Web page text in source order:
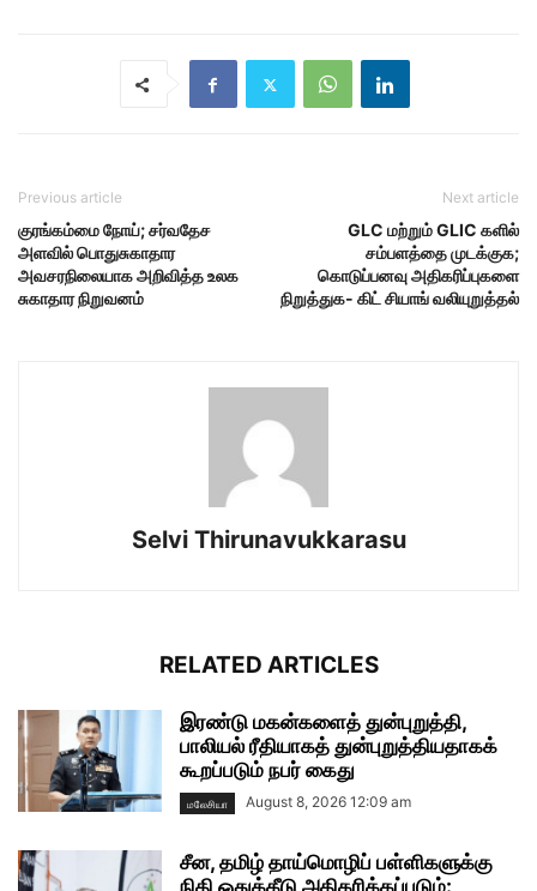
Previous article
குரங்கம்மை நோய்; சர்வதேச
அளவில் பொதுசுகாதார
அவசரநிலையாக அறிவித்த உலக
சுகாதார நிறுவனம்
Next article
GLC மற்றும் GLIC களில்
சம்பளத்தை முடக்குக;
கொடுப்பனவு அதிகரிப்புகளை
நிறுத்துக- கிட் சியாங் வலியுறுத்தல்
Selvi Thirunavukkarasu
RELATED ARTICLES
இரண்டு மகன்களைத் துன்புறுத்தி,
பாலியல் ரீதியாகத் துன்புறுத்தியதாகக்
கூறப்படும் நபர் கைது
மலேசியா August 8, 2026 12:09 am
சீன, தமிழ் தாய்மொழிப் பள்ளிகளுக்கு
நிதி ஒதுக்கீடு அதிகரிக்கப்படும்: